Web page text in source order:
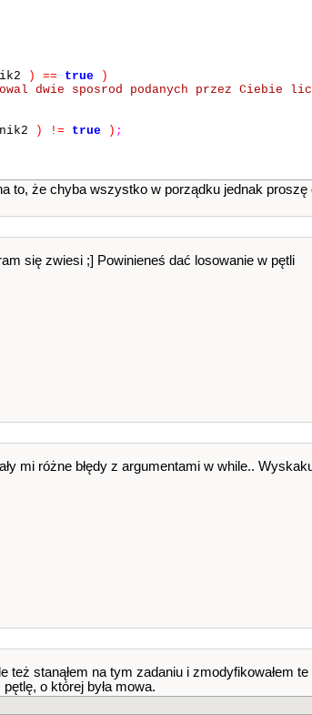
) == true
)
dwie sposrod podanych przez
) != true ) ;
to, że chyba wszystko w porządku jednak
się zwiesi ;] Powinieneś dać losowanie w pętli
mi różne błędy z argumentami w while..
też stanąłem na tym zadaniu i zmodyfikowałem
o której była mowa.